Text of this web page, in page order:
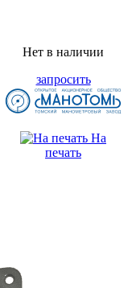
Нет в наличии
запросить
На
печать